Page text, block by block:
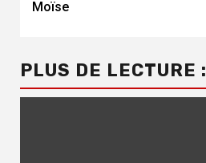
Moïse
PLUS DE LECTURE :